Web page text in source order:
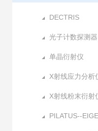
DECTRIS
光子计数探测器
单晶衍射仪
X射线应力分析
X射线粉末衍射
PILATUS--EIGER X